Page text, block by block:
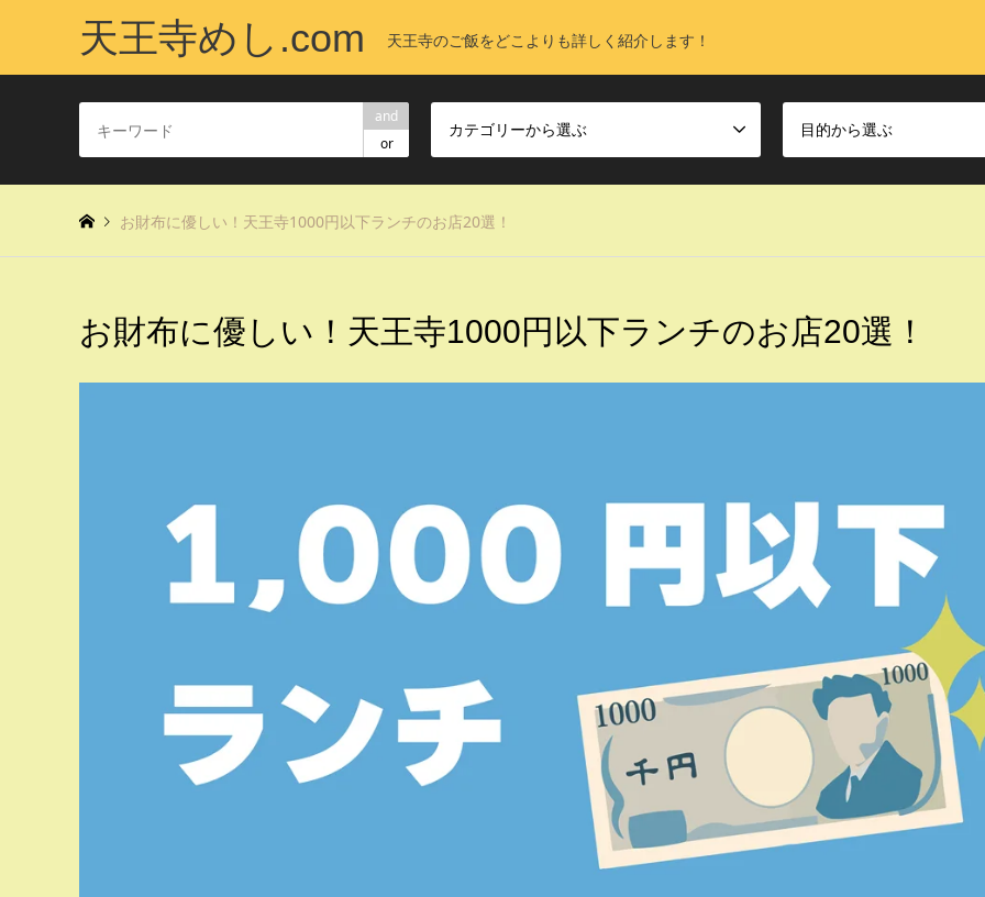
天王寺めし.com 天王寺のご飯をどこよりも詳しく紹介します！
and
or
カテゴリーから選ぶ 目的から選ぶ
お財布に優しい！天王寺1000円以下ランチのお店20選！
お財布に優しい！天王寺1000円以下ランチのお店20選！